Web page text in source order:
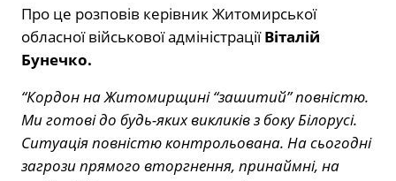
Про це розповів керівник Житомирської
обласної військової адміністраціїВіталій
Бунечко.
“Кордон на Житомирщині “зашитий” повністю.
Ми готові до будь-яких викликів з боку Білорусі.
Ситуація повністю контрольована. На сьогодні
загрози прямого вторгнення, принаймні, на